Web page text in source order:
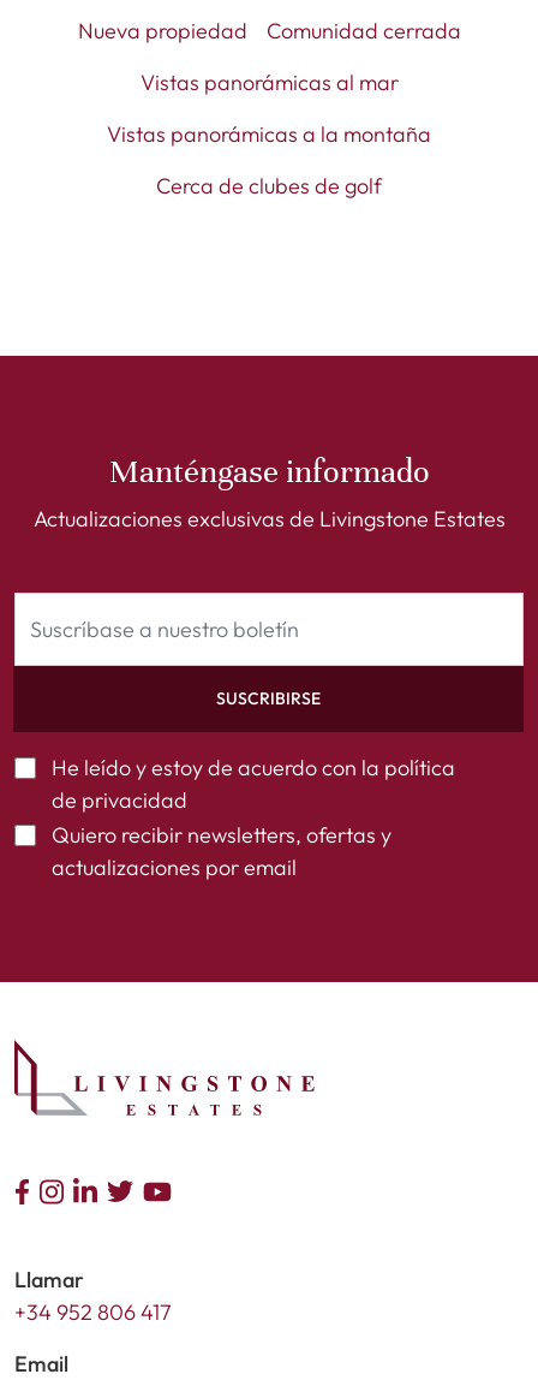
Nueva propiedad
Comunidad cerrada
Vistas panorámicas al mar
Vistas panorámicas a la montaña
Cerca de clubes de golf
Manténgase informado
Actualizaciones exclusivas de Livingstone Estates
SUSCRIBIRSE
He leído y estoy de acuerdo con la política
de privacidad
Quiero recibir newsletters, ofertas y
actualizaciones por email
Llamar
+34 952 806 417
Email